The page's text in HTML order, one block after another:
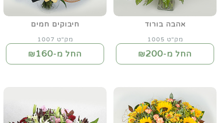
אהבה בורוד
מק"ט 1005
החל מ-₪200
חיבוקים חמים
מק"ט 1007
החל מ-₪160